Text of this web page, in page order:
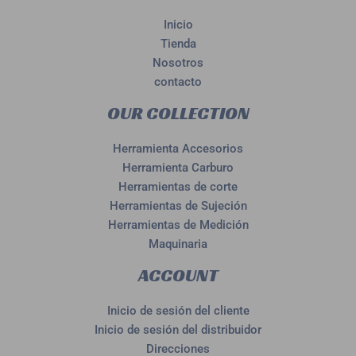
Inicio
Tienda
Nosotros
contacto
OUR COLLECTION
Herramienta Accesorios
Herramienta Carburo
Herramientas de corte
Herramientas de Sujeción
Herramientas de Medición
Maquinaria
ACCOUNT
Inicio de sesión del cliente
Inicio de sesión del distribuidor
Direcciones